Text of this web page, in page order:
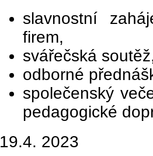
slavnostní
firem,
svářečská
odborné
společenský
pedagogické
19.4. 2023